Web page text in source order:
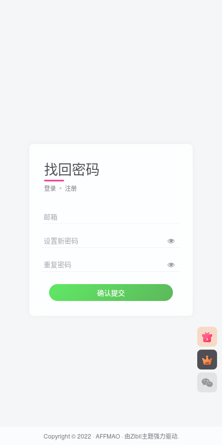
找回密码
登录 注册
邮箱
设置新密码
重复密码
确认提交
Copyright © 2022 · AFFMAO· 由Zibll主题强力驱动.